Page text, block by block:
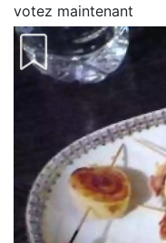
votez maintenant